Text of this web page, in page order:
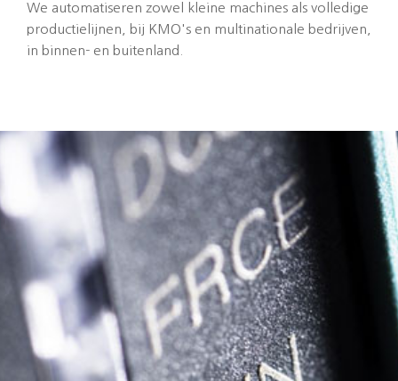
We automatiseren zowel kleine machines als volledige
productielijnen, bij KMO's en multinationale bedrijven,
in binnen- en buitenland.